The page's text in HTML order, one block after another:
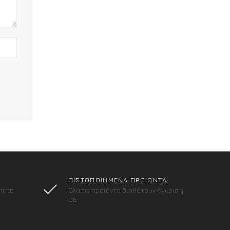
ΠΙΣΤΟΠΟΙΗΜΕΝΑ ΠΡΟΙΟΝΤΑ
Όλα τα προϊόντα διαθέτουν έγκριση
CE